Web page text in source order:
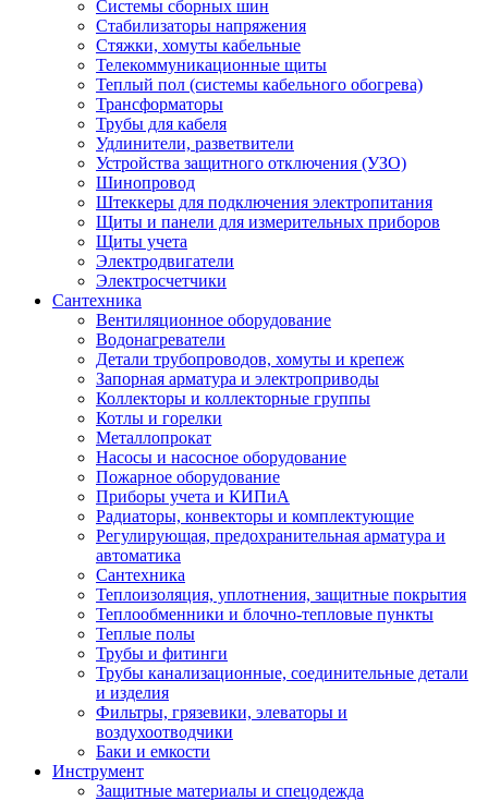
Системы сборных шин
Стабилизаторы напряжения
Стяжки, хомуты кабельные
Телекоммуникационные щиты
Теплый пол (системы кабельного обогрева)
Трансформаторы
Трубы для кабеля
Удлинители, разветвители
Устройства защитного отключения (УЗО)
Шинопровод
Штеккеры для подключения электропитания
Щиты и панели для измерительных приборов
Щиты учета
Электродвигатели
Электросчетчики
Сантехника
Вентиляционное оборудование
Водонагреватели
Детали трубопроводов, хомуты и крепеж
Запорная арматура и электроприводы
Коллекторы и коллекторные группы
Котлы и горелки
Металлопрокат
Насосы и насосное оборудование
Пожарное оборудование
Приборы учета и КИПиА
Радиаторы, конвекторы и комплектующие
Регулирующая, предохранительная арматура и
автоматика
Сантехника
Теплоизоляция, уплотнения, защитные покрытия
Теплообменники и блочно-тепловые пункты
Теплые полы
Трубы и фитинги
Трубы канализационные, соединительные детали
и изделия
Фильтры, грязевики, элеваторы и
воздухоотводчики
Баки и емкости
Инструмент
Защитные материалы и спецодежда